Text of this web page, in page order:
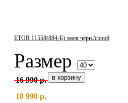
ETOR 11558(884-Б) змея чёрн./синий
Размер
16 990 р.
10 990 р.